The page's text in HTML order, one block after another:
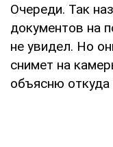
Очереди. Так
документов на
не увидел. Но
снимет на
объясню откуда